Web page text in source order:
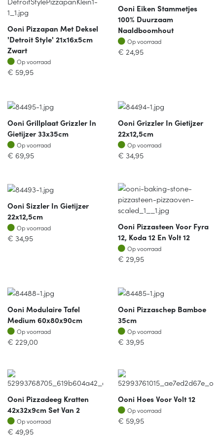
Ooni Pizzapan Met Deksel
'Detroit Style' 21x16x5cm
Zwart
Op voorraad
Op voorraad
€ 59,95
Ooni Eiken Stammetjes
100% Duurzaam
Naaldboomhout
Op voorraad
Op voorraad
€ 24,95
Ooni Grillplaat Grizzler In
Gietijzer 33x35cm
Op voorraad
Op voorraad
€ 69,95
Ooni Grizzler In Gietijzer
22x12,5cm
Op voorraad
Op voorraad
€ 34,95
Ooni Sizzler In Gietijzer
22x12,5cm
Op voorraad
Op voorraad
€ 34,95
Ooni Pizzasteen Voor Fyra
12, Koda 12 En Volt 12
Op voorraad
Op voorraad
€ 29,95
Ooni Modulaire Tafel
Medium 60x80x90cm
Op voorraad
Op voorraad
€ 229,00
Ooni Pizzaschep Bamboe
35cm
Op voorraad
Op voorraad
€ 39,95
Ooni Pizzadeeg Kratten
42x32x9cm Set Van 2
Op voorraad
Op voorraad
€ 49,95
Ooni Hoes Voor Volt 12
Op voorraad
Op voorraad
€ 59,95